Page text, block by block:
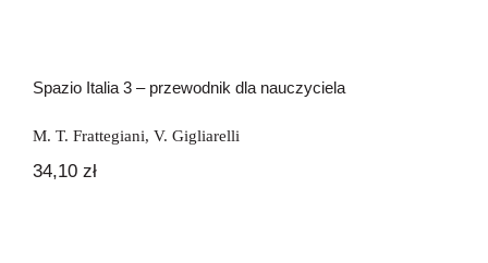
Spazio Italia 3 – przewodnik dla nauczyciela
M. T. Frattegiani, V. Gigliarelli
34,10 zł